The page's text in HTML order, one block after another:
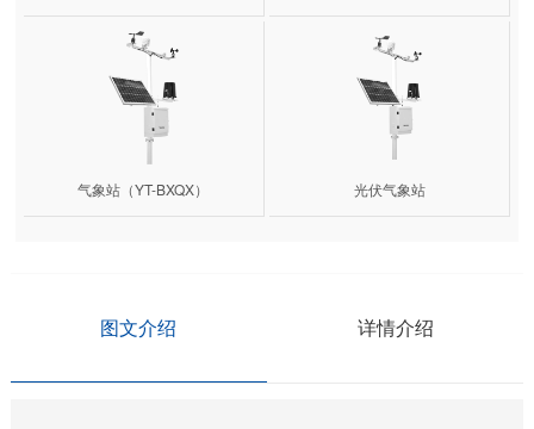
气象站（YT-BXQX） 光伏气象站
图文介绍 详情介绍